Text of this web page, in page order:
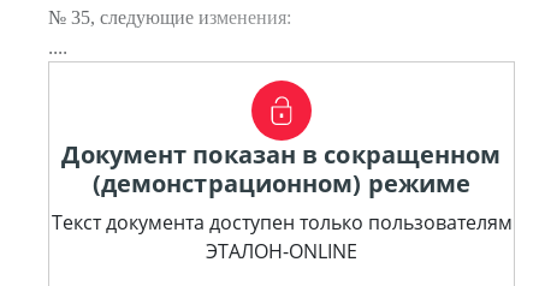
№ 35, следующие изменения:
....
Документ показан в сокращенном
(демонстрационном) режиме
Текст документа доступен только пользователям
ЭТАЛОН-ONLINE